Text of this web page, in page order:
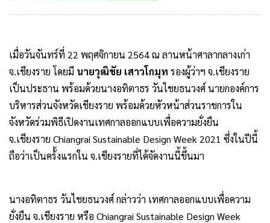
เมื่อวันจันทร์ที่ 22 พฤศจิกายน 2564 ณ ลานหน้าศาลากลางเก่า
จ.เชียงราย โดยมี นายวุฒิชัย เสาวโกมุท รองผู้ว่าฯ จ.เชียงราย
เป็นประธาน พร้อมด้วยนางอทิตาธร วันไชยธนวงศ์ นายกองค์การ
บริหารส่วนจังหวัดเชียงราย พร้อมด้วยหัวหน้าส่วนราชการใน
จังหวัดร่วมพิธีเปิดงานเทศกาลออกแบบเพื่อความยั่งยืน
จ.เชียงราย Chiangrai Sustainable Design Week 2021 ซึ่งในปีนี้
ถือว่าเป็นคร้้งแรกใน จ.เชียงรายที่ได้จัดงานนี้ขึ้นมา
นางอทิตาธร วันไชยธนวงศ์ กล่าวว่า เทศกาลออกแบบเพื่อความ
ยั่งยืน จ.เชียงราย หรือ Chiangrai Sustainable Design Week